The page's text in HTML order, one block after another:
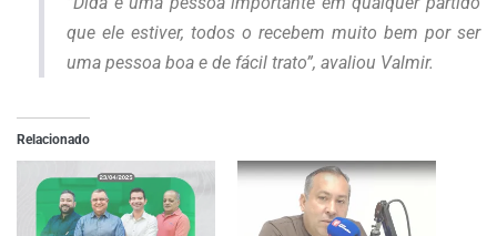
que ele estiver, todos o recebem muito bem por ser
uma pessoa boa e de fácil trato”, avaliou Valmir.
Relacionado